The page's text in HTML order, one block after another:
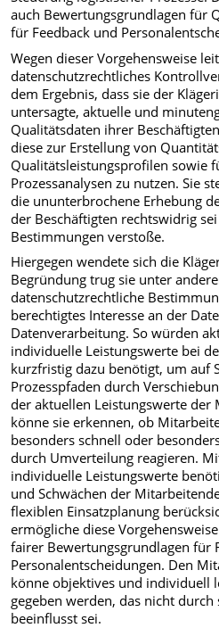
auch Bewertungsgrundlagen für
für Feedback und
Wegen dieser Vorgehensweise
datenschutzrechtliches
dem Ergebnis, dass sie der
untersagte, aktuelle und
Qualitätsdaten ihrer
diese zur Erstellung von
Qualitätsleistungsprofilen sowie
Prozessanalysen zu nutzen. Sie
die ununterbrochene Erhebung
der Beschäftigten rechtswidrig
Bestimmungen verstoße.
Hiergegen wendete sich die
Begründung trug sie unter
datenschutzrechtliche
berechtigtes Interesse an der
Datenverarbeitung. So würden
individuelle Leistungswerte bei
kurzfristig dazu benötigt, um auf
Prozesspfaden durch
der aktuellen Leistungswerte
könne sie erkennen, ob
besonders schnell oder
durch Umverteilung reagieren.
individuelle Leistungswerte
und Schwächen der
flexiblen Einsatzplanung
ermögliche diese
fairer Bewertungsgrundlagen für
Personalentscheidungen. Den
könne objektives und individuell
gegeben werden, das nicht
beeinflusst sei.